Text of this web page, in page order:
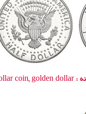
:
coin, golden dollar